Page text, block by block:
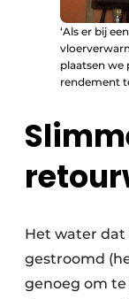
‘Als er bij
plaatsen
rendement
Het water
gestroomd
genoeg om